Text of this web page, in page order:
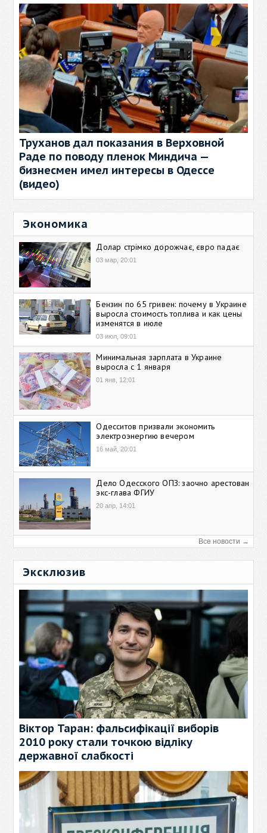
Труханов дал показания в Верховной
Раде по поводу пленок Миндича —
бизнесмен имел интересы в Одессе
(видео)
Экономика
Долар стрімко дорожчає, євро падає
03 мар, 20:01
Бензин по 65 гривен: почему в Украине
выросла стоимость топлива и как цены
изменятся в июле
03 июл, 09:01
Минимальная зарплата в Украине
выросла с 1 января
01 янв, 12:01
Одесситов призвали экономить
электроэнергию вечером
16 май, 20:01
Дело Одесского ОПЗ: заочно арестован
экс-глава ФГИУ
20 апр, 14:01
Все новости →
Эксклюзив
Віктор Таран: фальсифікації виборів
2010 року стали точкою відліку
державної слабкості